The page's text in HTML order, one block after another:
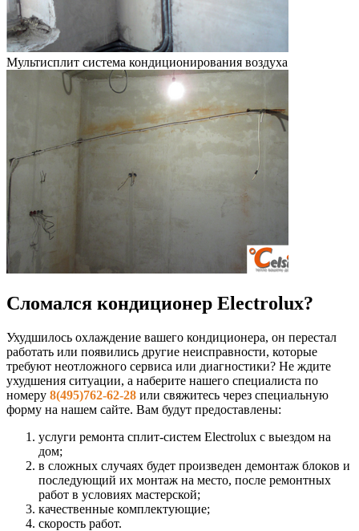
Мультисплит система кондиционирования воздуха
Сломался кондиционер Electrolux?
Ухудшилось охлаждение вашего кондиционера, он перестал
работать или появились другие неисправности, которые
требуют неотложного сервиса или диагностики? Не ждите
ухудшения ситуации, а наберите нашего специалиста по
номеру 8(495)762-62-28 или свяжитесь через специальную
форму на нашем сайте. Вам будут предоставлены:
услуги ремонта сплит-систем Electrolux c выездом на
дом;
в сложных случаях будет произведен демонтаж блоков и
последующий их монтаж на место, после ремонтных
работ в условиях мастерской;
качественные комплектующие;
скорость работ.